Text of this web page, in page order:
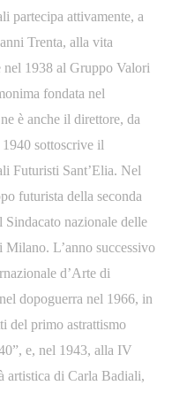
partecipa attivamente, a
Trenta, alla vita
nel 1938 al Gruppo Valori
fondata nel
è anche il direttore, da
sottoscrive il
Futuristi Sant’Elia. Nel
futurista della seconda
Sindacato nazionale delle
L’anno successivo
d’Arte di
dopoguerra nel 1966, in
del primo astrattismo
e, nel 1943, alla IV
artistica di Carla Badiali,